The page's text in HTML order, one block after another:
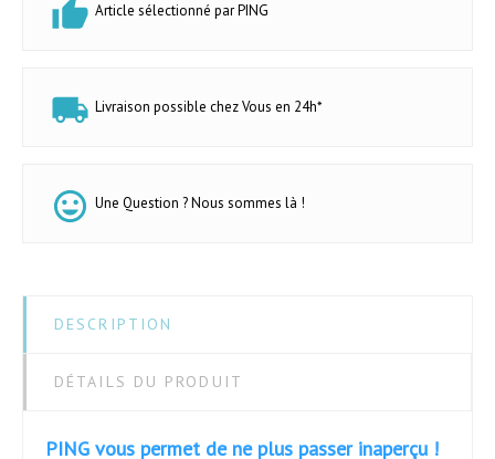
Article sélectionné par PING
Livraison possible chez Vous en 24h*
Une Question ? Nous sommes là !
DESCRIPTION
DÉTAILS DU PRODUIT
PING vous permet de ne plus passer inaperçu !